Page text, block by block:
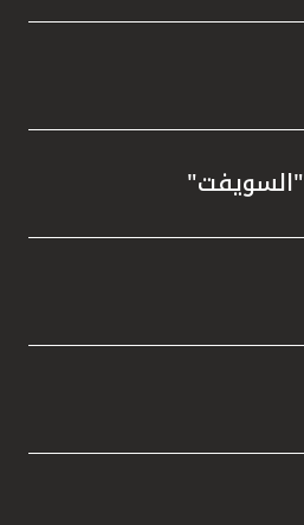
"السويفت"